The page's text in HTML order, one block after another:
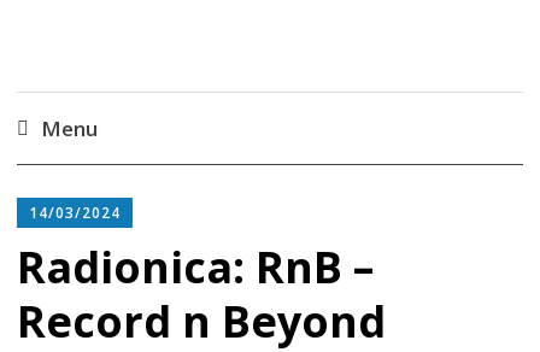
Radiona
Association for Development of 'do-it-yourself'
Menu
to
14/03/2024
Radionica: RnB –
Record n Beyond